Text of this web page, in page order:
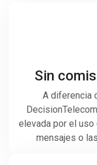
Sin
A diferencia
elevada por el
mensajes o